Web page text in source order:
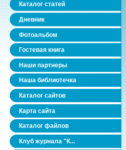
Каталог статей
Дневник
Фотоальбом
Гостевая книга
Наши партнеры
Наша библиотечка
Каталог сайтов
Карта сайта
Каталог файлов
Клуб журнала "К...